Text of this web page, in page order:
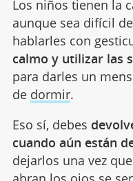
Los niños tienen la
aunque sea difícil
hablarles con
calmo y utilizar las
para darles un
de dormir.
Eso sí, debes
cuando aún están
dejarlos una vez